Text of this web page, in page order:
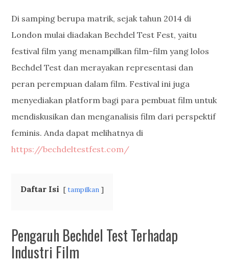
Di samping berupa matrik, sejak tahun 2014 di
London mulai diadakan Bechdel Test Fest, yaitu
festival film yang menampilkan film-film yang lolos
Bechdel Test dan merayakan representasi dan
peran perempuan dalam film. Festival ini juga
menyediakan platform bagi para pembuat film untuk
mendiskusikan dan menganalisis film dari perspektif
feminis. Anda dapat melihatnya di
https://bechdeltestfest.com/
Daftar Isi tampilkan
Pengaruh Bechdel Test Terhadap
Industri Film